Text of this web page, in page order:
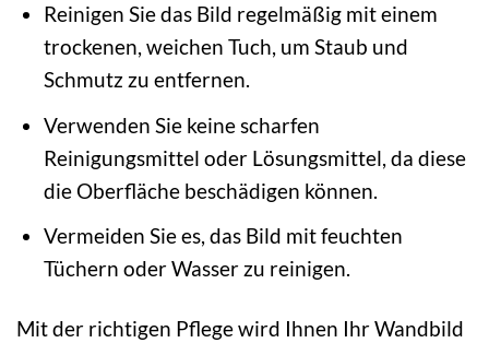
Reinigen Sie das Bild regelmäßig mit einem
trockenen, weichen Tuch, um Staub und
Schmutz zu entfernen.
Verwenden Sie keine scharfen
Reinigungsmittel oder Lösungsmittel, da diese
die Oberfläche beschädigen können.
Vermeiden Sie es, das Bild mit feuchten
Tüchern oder Wasser zu reinigen.
Mit der richtigen Pflege wird Ihnen Ihr Wandbild